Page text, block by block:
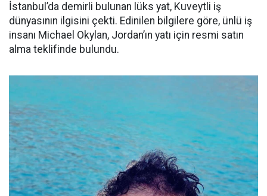
İstanbul’da demirli bulunan lüks yat, Kuveytli iş
dünyasının ilgisini çekti. Edinilen bilgilere göre, ünlü iş
insanı Michael Okylan, Jordan’ın yatı için resmi satın
alma teklifinde bulundu.